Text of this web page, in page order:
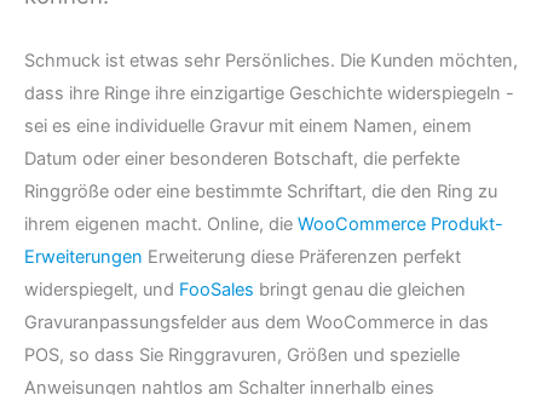
Schmuck ist etwas sehr Persönliches. Die Kunden möchten,
dass ihre Ringe ihre einzigartige Geschichte widerspiegeln -
sei es eine individuelle Gravur mit einem Namen, einem
Datum oder einer besonderen Botschaft, die perfekte
Ringgröße oder eine bestimmte Schriftart, die den Ring zu
ihrem eigenen macht. Online, die WooCommerce Produkt-
Erweiterungen Erweiterung diese Präferenzen perfekt
widerspiegelt, und FooSales bringt genau die gleichen
Gravuranpassungsfelder aus dem WooCommerce in das
POS, so dass Sie Ringgravuren, Größen und spezielle
Anweisungen nahtlos am Schalter innerhalb eines